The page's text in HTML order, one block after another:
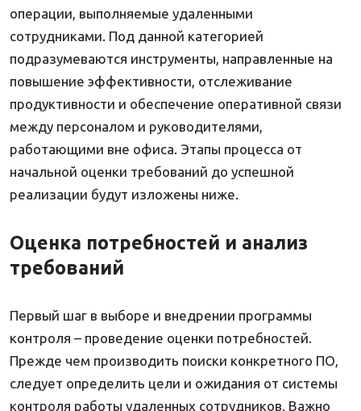
операции, выполняемые удаленными
сотрудниками. Под данной категорией
подразумеваются инструменты, направленные на
повышение эффективности, отслеживание
продуктивности и обеспечение оперативной связи
между персоналом и руководителями,
работающими вне офиса. Этапы процесса от
начальной оценки требований до успешной
реализации будут изложены ниже.
Оценка потребностей и анализ
требований
Первый шаг в выборе и внедрении программы
контроля – проведение оценки потребностей.
Прежде чем производить поиски конкретного ПО,
следует определить цели и ожидания от системы
контроля работы удаленных сотрудников. Важно